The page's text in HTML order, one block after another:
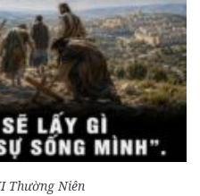
Thường Niên